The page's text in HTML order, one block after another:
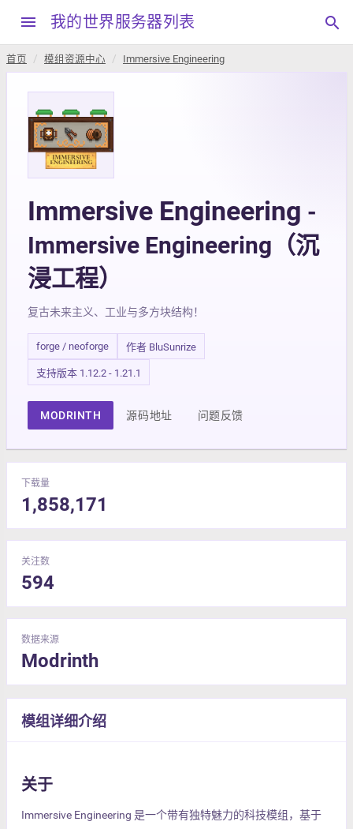
menu 我的世界服务器列表 search
首页 模组资源中心 Immersive Engineering
Immersive Engineering -
Immersive Engineering（沉
浸工程）
复古未来主义、工业与多方块结构！
forge / neoforge 作者 BluSunrize
支持版本 1.12.2 - 1.21.1
MODRINTH 源码地址 问题反馈
下载量
1,858,171
关注数
594
数据来源
Modrinth
模组详细介绍
关于
Immersive Engineering 是一个带有独特魅力的科技模组，基于